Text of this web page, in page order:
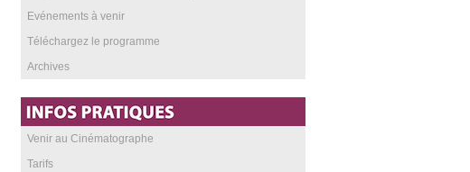
Evénements à venir
Téléchargez le programme
Archives
Venir au Cinématographe
Tarifs